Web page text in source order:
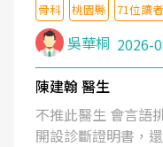
骨科 桃園縣 71位讀
吳華桐 2026-
陳建翰 醫生
不推此醫生 會言語
開設診斷證明書，